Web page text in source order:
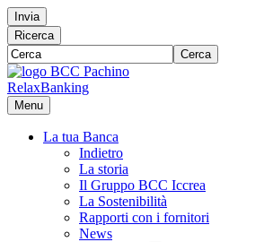
Invia
Ricerca
Cerca
RelaxBanking
Menu
La tua Banca
Indietro
La storia
Il Gruppo BCC Iccrea
La Sostenibilità
Rapporti con i fornitori
News